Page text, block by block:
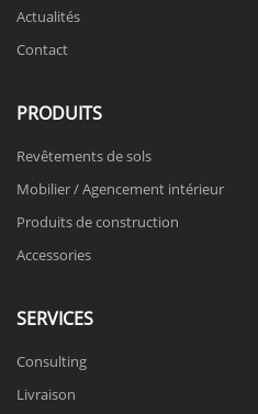
Actualités
Contact
PRODUITS
Revêtements de sols
Mobilier / Agencement intérieur
Produits de construction
Accessories
SERVICES
Consulting
Livraison